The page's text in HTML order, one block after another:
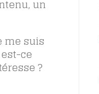
un
me suis
ce
?